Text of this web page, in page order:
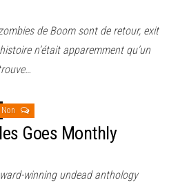
de Boom sont de retour, exit
n’était apparemment qu’un
Non
Goes Monthly
winning undead anthology